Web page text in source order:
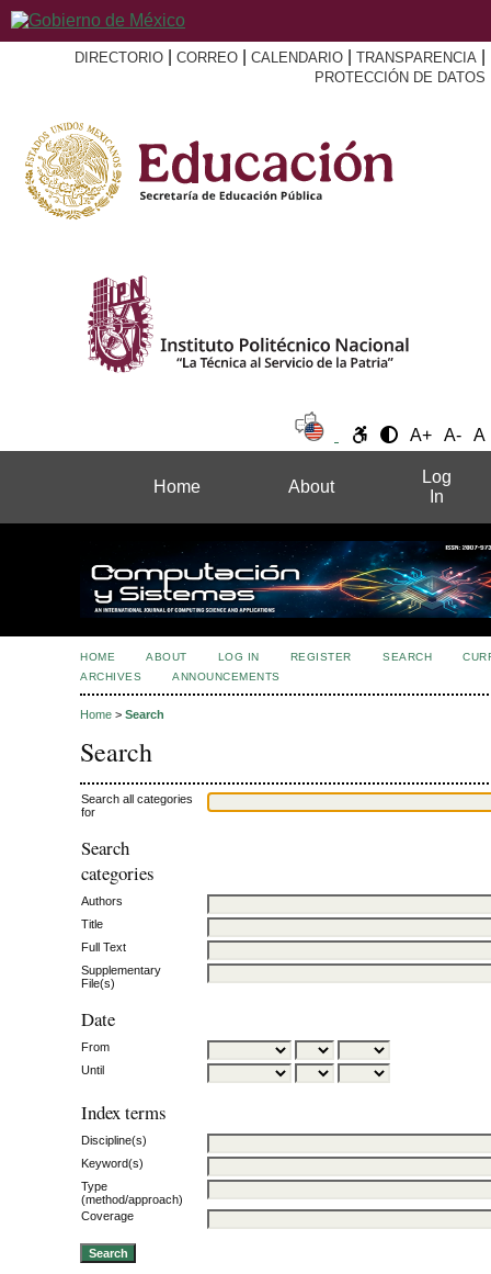
DIRECTORIO CORREO CALENDARIO TRANSPARENCIA
PROTECCIÓN DE DATOS
A+ A- A
Home About
Log
In
HOME ABOUT LOG IN REGISTER SEARCH
ARCHIVES
ANNOUNCEMENTS
Home > Search
Search
Search all categories
for
Search
categories
Authors
Title
Full Text
Supplementary
File(s)
Date
From
Until
Index terms
Discipline(s)
Keyword(s)
Type
(method/approach)
Coverage